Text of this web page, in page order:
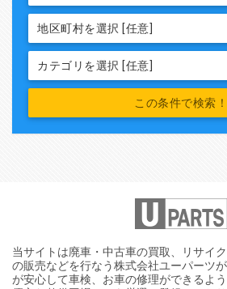
地区町村を選択 [任意]
カテゴリを選択 [任意]
当サイトは廃車・中古車の買取、リサイ
の販売などを行なう株式会社ユーパーツ
が安心して車検、お車の修理ができるよ